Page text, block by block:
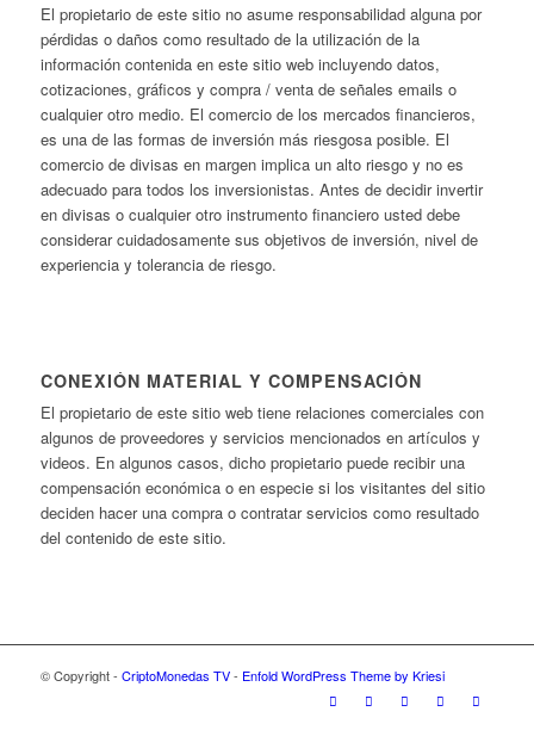
El propietario de este sitio no asume responsabilidad alguna por
pérdidas o daños como resultado de la utilización de la
información contenida en este sitio web incluyendo datos,
cotizaciones, gráficos y compra / venta de señales emails o
cualquier otro medio. El comercio de los mercados financieros,
es una de las formas de inversión más riesgosa posible. El
comercio de divisas en margen implica un alto riesgo y no es
adecuado para todos los inversionistas. Antes de decidir invertir
en divisas o cualquier otro instrumento financiero usted debe
considerar cuidadosamente sus objetivos de inversión, nivel de
experiencia y tolerancia de riesgo.
CONEXIÓN MATERIAL Y COMPENSACIÓN
El propietario de este sitio web tiene relaciones comerciales con
algunos de proveedores y servicios mencionados en artículos y
videos. En algunos casos, dicho propietario puede recibir una
compensación económica o en especie si los visitantes del sitio
deciden hacer una compra o contratar servicios como resultado
del contenido de este sitio.
© Copyright - CriptoMonedas TV- Enfold WordPress Theme by Kriesi